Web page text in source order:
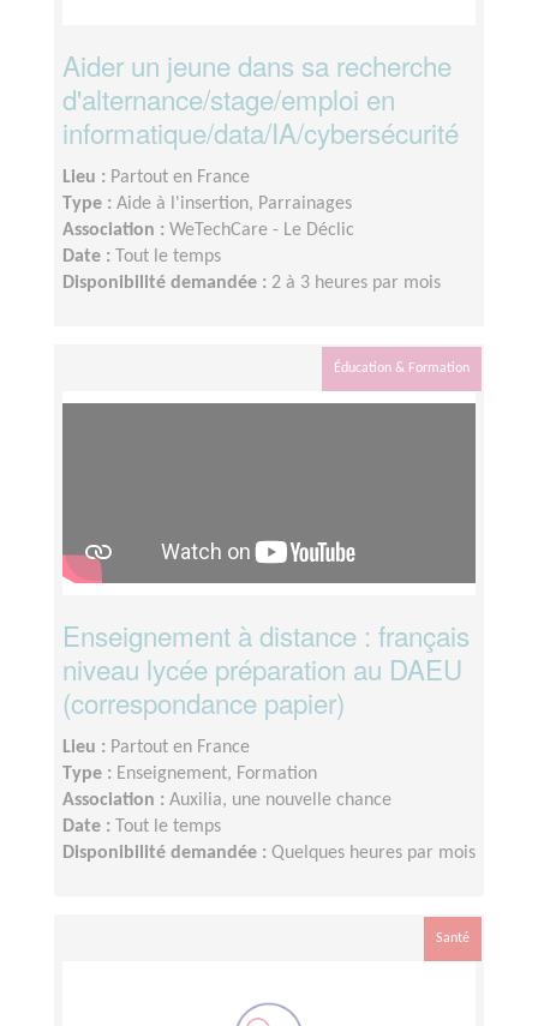
Aider un jeune dans sa recherche
d'alternance/stage/emploi en
informatique/data/IA/cybersécurité
Lieu : Partout en France
Type : Aide à l'insertion, Parrainages
Association : WeTechCare - Le Déclic
Date :
Tout le temps
Disponibilité demandée : 2 à 3 heures par mois
Éducation & Formation
Enseignement à distance : français
niveau lycée préparation au DAEU
(correspondance papier)
Lieu : Partout en France
Type : Enseignement, Formation
Association : Auxilia, une nouvelle chance
Date :
Tout le temps
Disponibilité demandée : Quelques heures par mois
Santé